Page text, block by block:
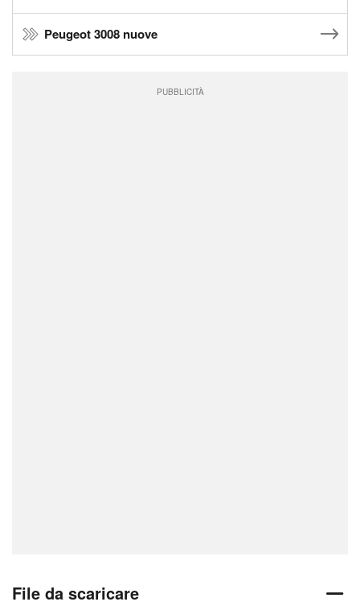
Peugeot 3008 nuove
PUBBLICITÀ
File da scaricare